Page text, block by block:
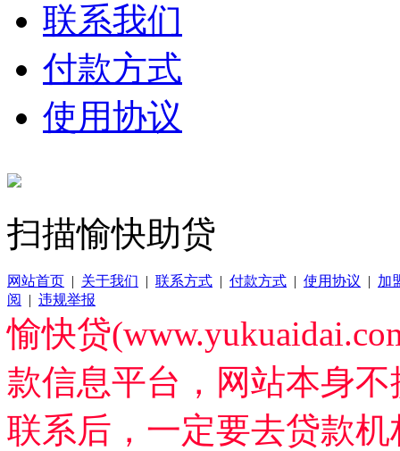
联系我们
付款方式
使用协议
扫描愉快助贷
网站首页 | 关于我们 | 联系方式 | 付款方式 | 使用协议 | 加
阅
| 违规举报
愉快贷
款信息平台，网站本身
联系后，一定要去贷款